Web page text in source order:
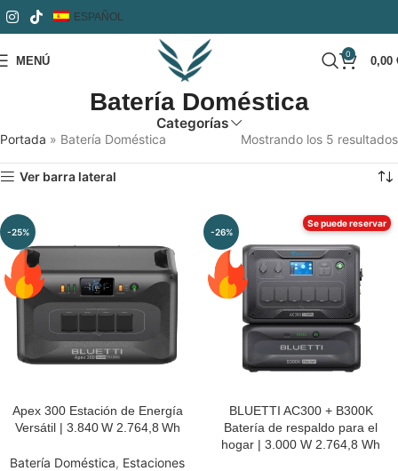
ESPAÑOL
MENÚ 0 0,00
Batería Doméstica
Categorías
Portada » Batería Doméstica Mostrando los 5 resultados
Ver barra lateral
-25%
OPCIONES A SELECCIONAR:
Apex 300 Estación de Energía
Versátil | 3.840 W 2.764,8 Wh
Batería Doméstica, Estaciones
Se puede reservar
-26%
ESTILO
AC300+B300K | 3000 W
Salida | 2764,8 Wh
BLUETTI AC300 + B300K
Batería de respaldo para el
hogar | 3.000 W 2.764,8 Wh